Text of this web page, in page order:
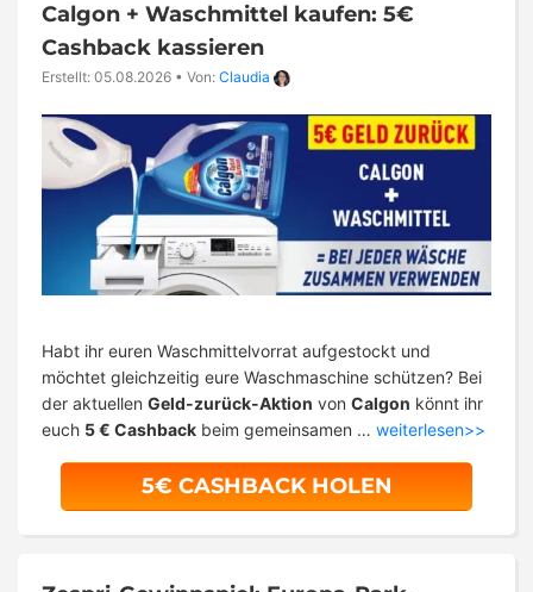
Calgon + Waschmittel kaufen: 5€
Cashback kassieren
Erstellt: 05.08.2026 • Von: Claudia
Habt ihr euren Waschmittelvorrat aufgestockt und
möchtet gleichzeitig eure Waschmaschine schützen? Bei
der aktuellen Geld-zurück-Aktion von Calgon könnt ihr
euch 5 € Cashback beim gemeinsamen … weiterlesen>>
5€ CASHBACK HOLEN